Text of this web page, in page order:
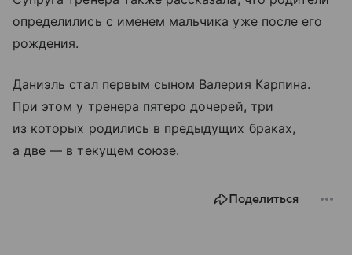
определились с именем мальчика уже после его
рождения.
Даниэль стал первым сыном Валерия Карпина.
При этом у тренера пятеро дочерей, три
из которых родились в предыдущих браках,
а две — в текущем союзе.
Поделиться